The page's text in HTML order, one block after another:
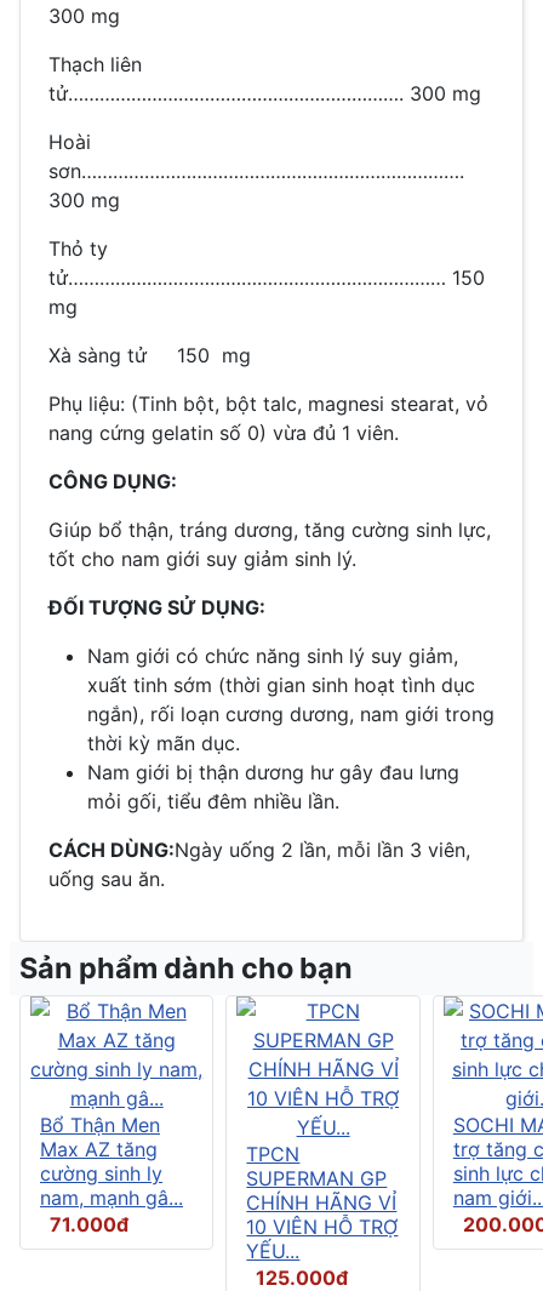
300 mg
Thạch liên
tử………………………………………………………. 300 mg
Hoài
sơn……………………………………………………………….
300 mg
Thỏ ty
tử……………………………………………………………… 150
mg
Xà sàng tử 150 mg
Phụ liệu: (Tinh bột, bột talc, magnesi stearat, vỏ
nang cứng gelatin số 0) vừa đủ 1 viên.
CÔNG DỤNG:
Giúp bổ thận, tráng dương, tăng cường sinh lực,
tốt cho nam giới suy giảm sinh lý.
ĐỐI TƯỢNG SỬ DỤNG:
Nam giới có chức năng sinh lý suy giảm,
xuất tinh sớm (thời gian sinh hoạt tình dục
ngắn), rối loạn cương dương, nam giới trong
thời kỳ mãn dục.
Nam giới bị thận dương hư gây đau lưng
mỏi gối, tiểu đêm nhiều lần.
CÁCH DÙNG:Ngày uống 2 lần, mỗi lần 3 viên,
uống sau ăn.
Sản phẩm dành cho bạn
Bổ Thận Men
Max AZ tăng
cường sinh ly
nam, mạnh gâ...
71.000đ
TPCN
SUPERMAN GP
CHÍNH HÃNG VỈ
10 VIÊN HỖ TRỢ
YẾU...
125.000đ
SOCHI
trợ tăng
sinh lực
nam